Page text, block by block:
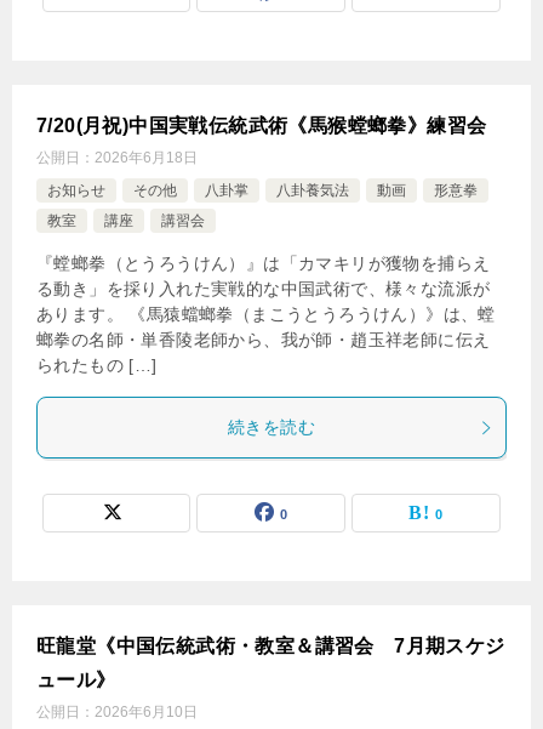
7/20(月祝)中国実戦伝統武術《馬猴螳螂拳》練習会
公開日： 2026年6月18日
お知らせ
その他 八卦掌 八卦養気法 動画
形意拳
教室
講座 講習会
『螳螂拳（とうろうけん）』は「カマキリが獲物を捕らえ
る動き」を採り入れた実戦的な中国武術で、様々な流派が
あります。 《馬猿蟷螂拳（まこうとうろうけん）》は、螳
螂拳の名師・単香陵老師から、我が師・趙玉祥老師に伝え
られたもの […]
続きを読む
0 0
旺龍堂《中国伝統武術・教室＆講習会 7月期スケジ
ュール》
公開日： 2026年6月10日